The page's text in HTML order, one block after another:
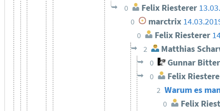
0 Felix Riesterer
0 marctrix
0 Felix Riesterer
2 Matthias
0 Gunnar
0 Felix
2 Warum es
0 Felix